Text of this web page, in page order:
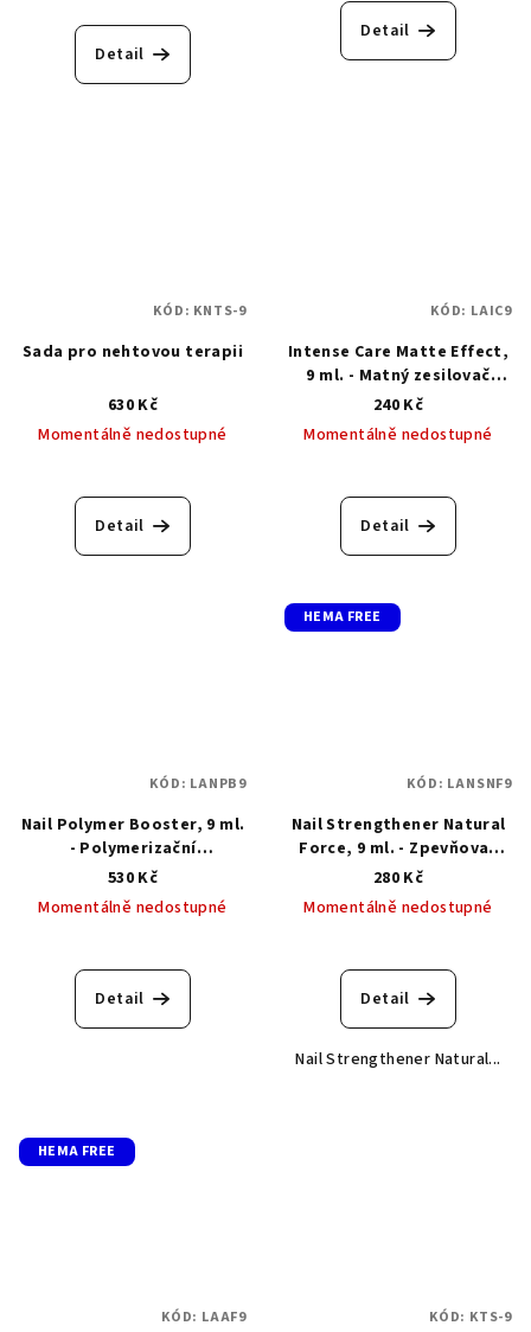
Detail
Detail
Sada pro nehtovou terapii
630 Kč
Momentálně nedostupné
hodnocení
produktu
Detail
KÓD: KNTS-9
Intense Care Matte Effect,
9 ml. - Matný zesilovač
nehtů 9 ml
240 Kč
Momentálně nedostupné
hodnocení
produktu
5
Detail
KÓD: LAIC9
Nail Polymer Booster, 9 ml.
- Polymerizační
regenerační báze pro
rekonstrukci přírodního
nehtu
530 Kč
Momentálně nedostupné
hodnocení
produktu
Detail
KÓD: LANPB9
HEMA FREE
Nail Strengthener Natural
Force, 9 ml. - Zpevňovač
přírodního původu
280 Kč
Momentálně nedostupné
Detail
Nail Strengthener Natural...
KÓD: LANSNF9
HEMA FREE
KÓD: LAAF9 KÓD: KTS-9